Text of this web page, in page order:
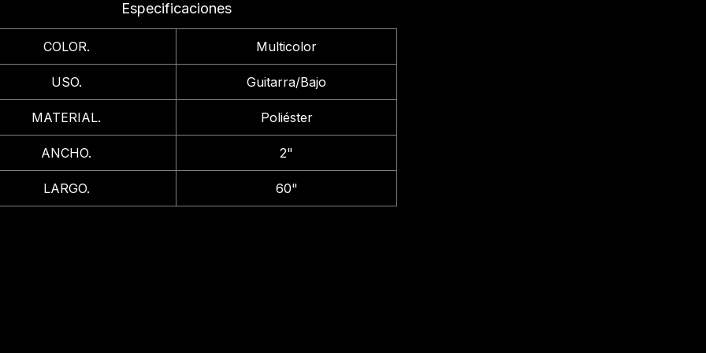
Especificaciones
COLOR. Multicolor
USO. Guitarra/Bajo
MATERIAL. Poliéster
ANCHO. 2"
LARGO. 60"